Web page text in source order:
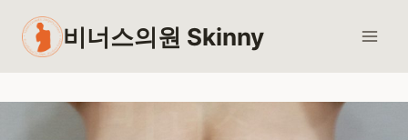
content
비너스의원 Skinny